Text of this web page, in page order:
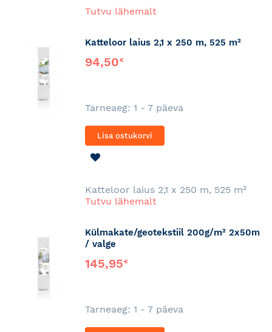
Tutvu lähemalt
Katteloor laius 2,1 x 250 m, 525 m²
94,50€
Tarneaeg: 1 - 7 päeva
Lisa ostukorvi
Katteloor laius 2,1 x 250 m, 525 m²
Tutvu lähemalt
Külmakate/geotekstiil 200g/m² 2x50m
/ valge
145,95€
Tarneaeg: 1 - 7 päeva